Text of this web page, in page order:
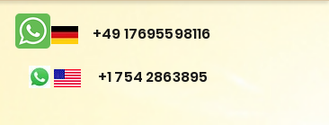
+49 17695598116
+1 754 2863895